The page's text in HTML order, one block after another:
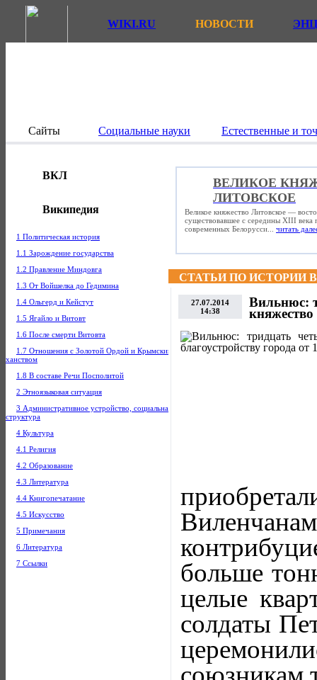
WIKI.RU НОВОСТИ
Сайты Социальные науки Естественные и
ВКЛ
Википедия
1 Политическая история
1.1 Зарождение государства
1.2 Правление Миндовга
1.3 От Войшелка до Гедимина
1.4 Ольгерд и Кейстут
1.5 Ягайло и Витовт
1.6 После смерти Витовта
1.7 Отношения с Золотой Ордой и Крымским
ханством
1.8 В составе Речи Посполитой
2 Этноязыковая ситуация
3 Административное устройство, социальная
структура
4 Культура
4.1 Религия
4.2 Образование
4.3 Литература
4.4 Книгопечатание
4.5 Искусство
5 Примечания
6 Литература
7 Ссылки
ВЕЛИКОЕ
ЛИТОВСКОЕ
Великое княжество Литовское —
существовавшее с середины XIII века
современных Белорусси... читать
СТАТЬИ ПО ИСТОРИИ
27.07.2014
14:38
Вильнюс:
больше
целые
солдаты